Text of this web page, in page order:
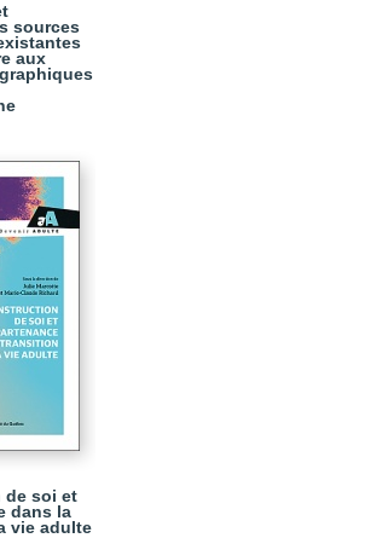
sources
aux
de soi et
dans la
vie adulte